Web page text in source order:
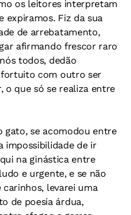
os leitores interpretam
expiramos. Fiz da sua
de arrebatamento,
afirmando frescor raro
todos, dedão
com outro ser
o que só se realiza entre
gato, se acomodou entre
impossibilidade de ir
na ginástica entre
e urgente, e se não
levarei uma
de poesia árdua,